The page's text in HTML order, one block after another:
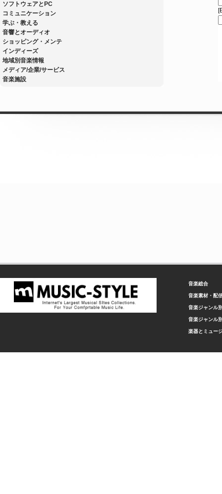
ソフトウェアとPC
コミュニケーション
学ぶ・教える
音響とオーディオ
ショッピング・メンテ
インディーズ
地域別音楽情報
メディア/企業/サービス
音楽施設
音楽総合
音楽素材・配
音楽ジャンル
音楽ジャンル
楽器とミュー